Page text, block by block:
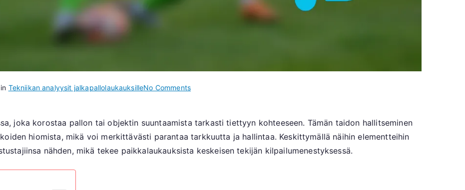
Tekniikan analyysit jalkapallolaukauksilleNo Commentson
Tekniikka,
Keskittyminen
joka korostaa pallon tai objektin suuntaamista tarkasti tiettyyn kohteeseen. Tämän taidon hallitseminen
hiomista, mikä voi merkittävästi parantaa tarkkuutta ja hallintaa. Keskittymällä näihin elementteihin
nähden, mikä tekee paikkalaukauksista keskeisen tekijän kilpailumenestyksessä.